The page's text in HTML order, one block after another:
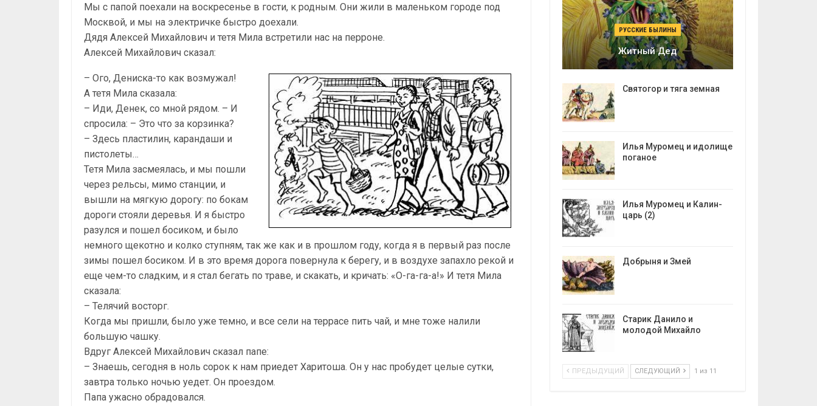
Мы с папой поехали на воскресенье в гости, к родным. Они жили в маленьком городе под
Москвой, и мы на электричке быстро доехали.
Дядя Алексей Михайлович и тетя Мила встретили нас на перроне.
Алексей Михайлович сказал:
– Ого, Дениска-то как возмужал!
А тетя Мила сказала:
– Иди, Денек, со мной рядом. – И
спросила: – Это что за корзинка?
– Здесь пластилин, карандаши и
пистолеты…
Тетя Мила засмеялась, и мы пошли
через рельсы, мимо станции, и
вышли на мягкую дорогу: по бокам
дороги стояли деревья. И я быстро
разулся и пошел босиком, и было
немного щекотно и колко ступням, так же как и в прошлом году, когда я в первый раз после
зимы пошел босиком. И в это время дорога повернула к берегу, и в воздухе запахло рекой и
еще чем-то сладким, и я стал бегать по траве, и скакать, и кричать: «О-га-га-а!» И тетя Мила
сказала:
– Телячий восторг.
Когда мы пришли, было уже темно, и все сели на террасе пить чай, и мне тоже налили
большую чашку.
Вдруг Алексей Михайлович сказал папе:
– Знаешь, сегодня в ноль сорок к нам приедет Харитоша. Он у нас пробудет целые сутки,
завтра только ночью уедет. Он проездом.
Папа ужасно обрадовался.
РУССКИЕ БЫЛИНЫ
Житный Дед
Святогор и тяга земная
Илья Муромец и идолище
поганое
Илья Муромец и Калин-
царь (2)
Добрыня и Змей
Старик Данило и
молодой Михайло
ПРЕДЫДУЩИЙ СЛЕДУЮЩИЙ 1 из 11